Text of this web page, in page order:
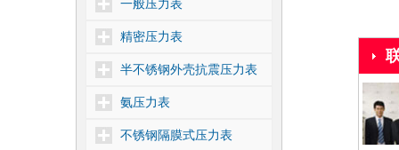
一般压力表
精密压力表
半不锈钢外壳抗震压力表
氨压力表
不锈钢隔膜式压力表